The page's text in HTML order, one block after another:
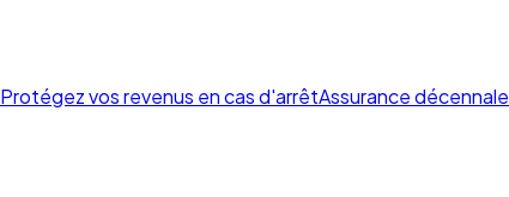
Protégez vos revenus en cas d'arrêtAssurance décennale